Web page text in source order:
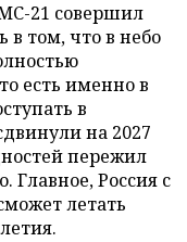
21 совершил
в том, что в небо
есть именно в
в
на 2027
пережил
Главное, Россия с
летать